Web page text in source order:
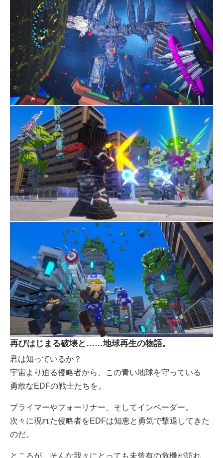
再びはじまる破壊と……地球再生の物語。
君は知っているか？
宇宙より迫る侵略者から、この青い地球を守っている
勇敢なEDFの戦士たちを。
プライマーやフォーリナー、そしてインベーダー。
次々に現れた侵略者をEDFは知恵と勇気で撃退してきた
のだ。
ところが、そんな我々にとっても未曾有の危機が訪れ